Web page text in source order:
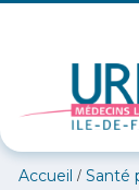
Accueil / Santé